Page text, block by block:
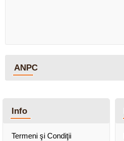
ANPC
Info
Termeni şi Condiţii